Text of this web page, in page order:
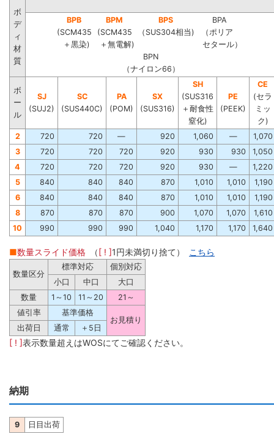
ボ
デ
ィ
材
質
BPB
(SCM435
＋黒染)
BPM
(SCM435
＋無電解)
BPS
（SUS304相当)
BPA
（ポリア
セタール）
BPN
（ナイロン66）
ボ
ー
ル
SJ
(SUJ2)
SC
(SUS440C)
PA
(POM)
SX
(SUS316)
SH
(SUS316
＋耐食性
窒化)
PE
(PEEK)
CE
(セラ
ミッ
ク)
2
720 720 ― 920 1,060 ―
1,070
3
720 720 720 920 930 930
1,050
4
720 720 720 920 930 ―
1,220
5
840 840 840 870 1,010 1,010
1,190
6
840 840 840 870 1,010 1,010
1,190
8
870 870 870 900 1,070 1,070
1,610
10
990 990 990 1,040 1,170 1,170 1,640
■数量スライド価格 （[ ! ]1円未満切り捨て） こちら
数量区分
標準対応
個別対応
小口
中口
大口
数量
1～10 11～20
21～
値引率
基準価格
お見積り
出荷日
通常 ＋5日
[ ! ]表示数量超えはWOSにてご確認ください。
納期
9 日目出荷